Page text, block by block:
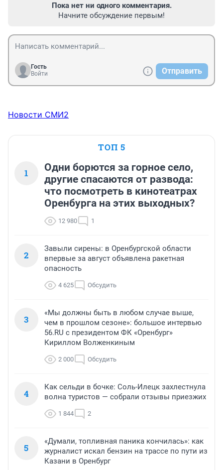
Пока нет ни одного комментария.
Начните обсуждение первым!
Гость
Войти
Отправить
Новости СМИ2
ТОП 5
1
Одни борются за горное село,
другие спасаются от развода:
что посмотреть в кинотеатрах
Оренбурга на этих выходных?
12 980 1
2
Завыли сирены: в Оренбургской области
впервые за август объявлена ракетная
опасность
4 625 Обсудить
3
«Мы должны быть в любом случае выше,
чем в прошлом сезоне»: большое интервью
56.RU с президентом ФК «Оренбург»
Кириллом Волженкиным
2 000 Обсудить
4
Как сельди в бочке: Соль-Илецк захлестнула
волна туристов — собрали отзывы приезжих
1 844 2
5
«Думали, топливная паника кончилась»: как
журналист искал бензин на трассе по пути из
Казани в Оренбург